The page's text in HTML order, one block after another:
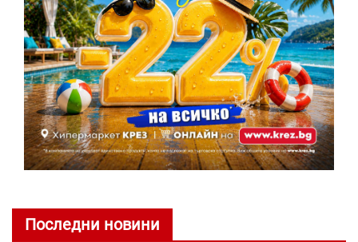
Последни новини